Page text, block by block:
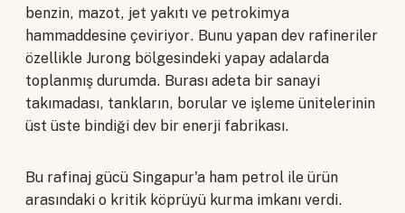
benzin, mazot, jet yakıtı ve petrokimya
hammaddesine çeviriyor. Bunu yapan dev rafineriler
özellikle Jurong bölgesindeki yapay adalarda
toplanmış durumda. Burası adeta bir sanayi
takımadası, tankların, borular ve işleme ünitelerinin
üst üste bindiği dev bir enerji fabrikası.
Bu rafinaj gücü Singapur'a ham petrol ile ürün
arasındaki o kritik köprüyü kurma imkanı verdi.